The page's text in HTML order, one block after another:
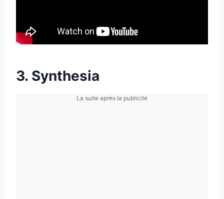
3. Synthesia
La suite après la publicité